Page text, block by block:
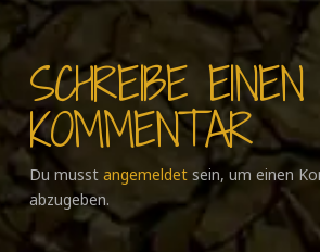
SCHREIBE EINEN
KOMMENTAR
Du musst angemeldetsein, um einen
abzugeben.